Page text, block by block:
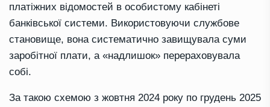
платіжних відомостей в особистому кабінеті
банківської системи. Використовуючи службове
становище, вона систематично завищувала суми
заробітної плати, а «надлишок» перераховувала
собі.
За такою схемою з жовтня 2024 року по грудень 2025